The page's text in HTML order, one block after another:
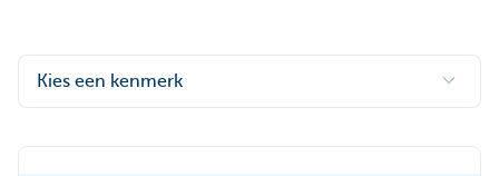
Kies een kenmerk